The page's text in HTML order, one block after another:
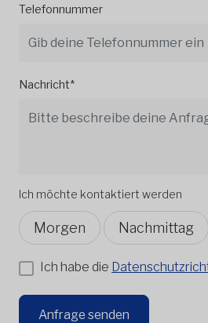
Telefonnummer
Nachricht*
Ich möchte kontaktiert werden
Morgen Nachmittag
Ich habe die
Anfrage senden